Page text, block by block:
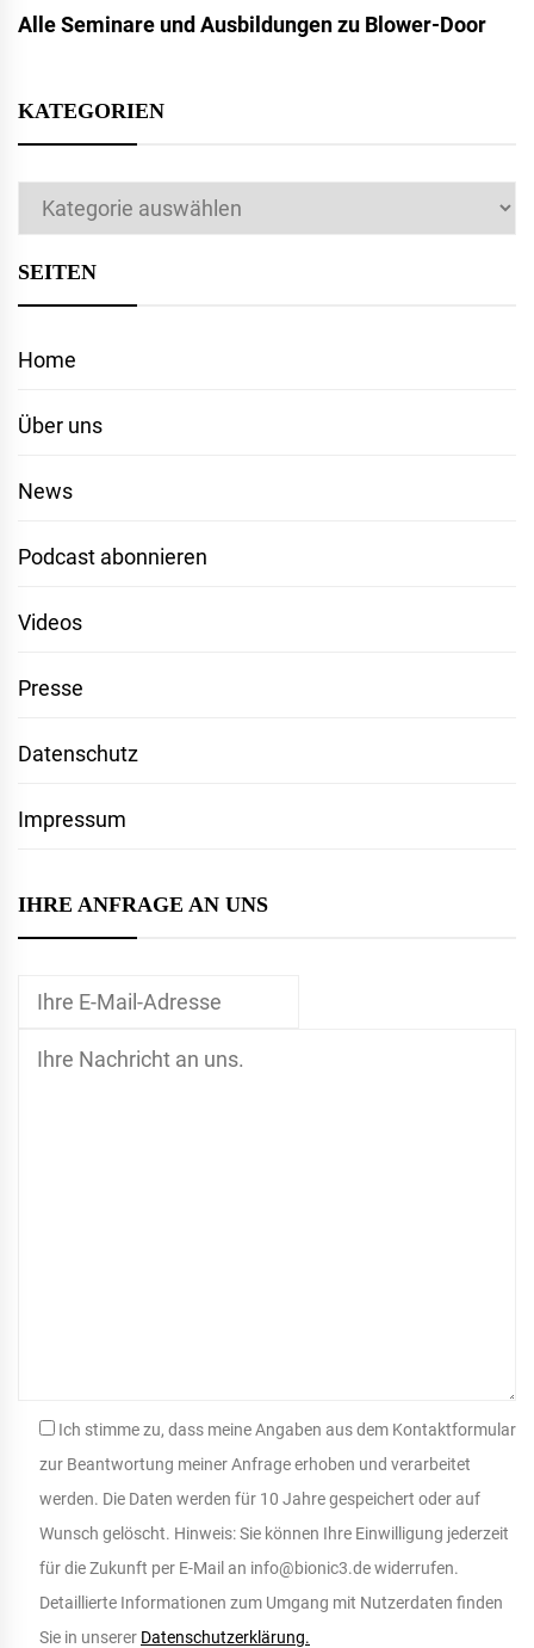
Alle Seminare und Ausbildungen zu Blower-Door
KATEGORIEN
Kategorien
SEITEN
Home
Über uns
News
Podcast abonnieren
Videos
Presse
Datenschutz
Impressum
IHRE ANFRAGE AN UNS
Ich stimme zu, dass meine Angaben aus dem Kontaktformular
zur Beantwortung meiner Anfrage erhoben und verarbeitet
werden. Die Daten werden für 10 Jahre gespeichert oder auf
Wunsch gelöscht. Hinweis: Sie können Ihre Einwilligung jederzeit
für die Zukunft per E-Mail an info@bionic3.de widerrufen.
Detaillierte Informationen zum Umgang mit Nutzerdaten finden
Sie in unserer Datenschutzerklärung.